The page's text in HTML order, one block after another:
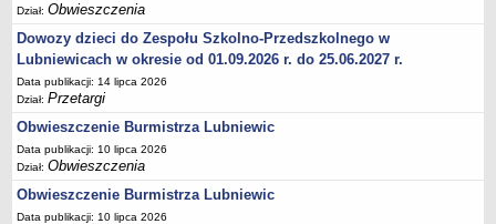
Interpelacje radnych wraz z odpowiedziami
Zapytania radnych wraz z odpowiedziami
Apele
JEDNOSTKI ORGANIZACYJNE
Biblioteka - Centrum Kultury
Zespół Szkolno-Przedszkolny
Miejsko-Gminny Ośrodek Pomocy Społecznej
Zakład Gospodarki Komunalnej
Dział:Obwieszczenia
Dowozy dzieci do Zespołu Szkolno-Przedszkolnego w
Lubniewicach w okresie od 01.09.2026 r. do 25.06.2027 r.
Data publikacji: 14 lipca 2026
Dział:Przetargi
Obwieszczenie Burmistrza Lubniewic
Data publikacji: 10 lipca 2026
Dział:Obwieszczenia
Obwieszczenie Burmistrza Lubniewic
Data publikacji: 10 lipca 2026